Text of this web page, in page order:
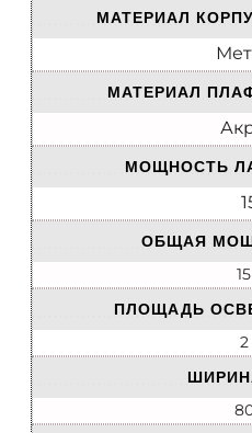
МАТЕРИАЛ
МАТЕРИАЛ
МОЩНОСТЬ
ОБЩАЯ
15
ПЛОЩАДЬ
2